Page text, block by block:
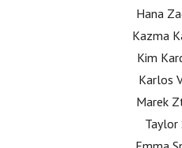
Hana
Kazma
Kim
Karlos
Marek